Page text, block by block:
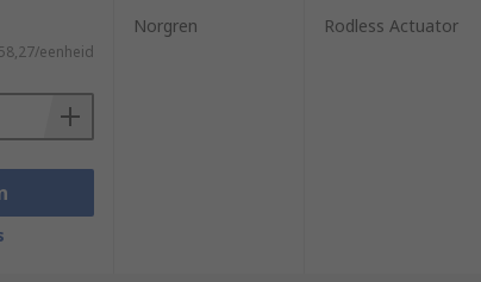
eenheid
Norgren Rodless Actuator